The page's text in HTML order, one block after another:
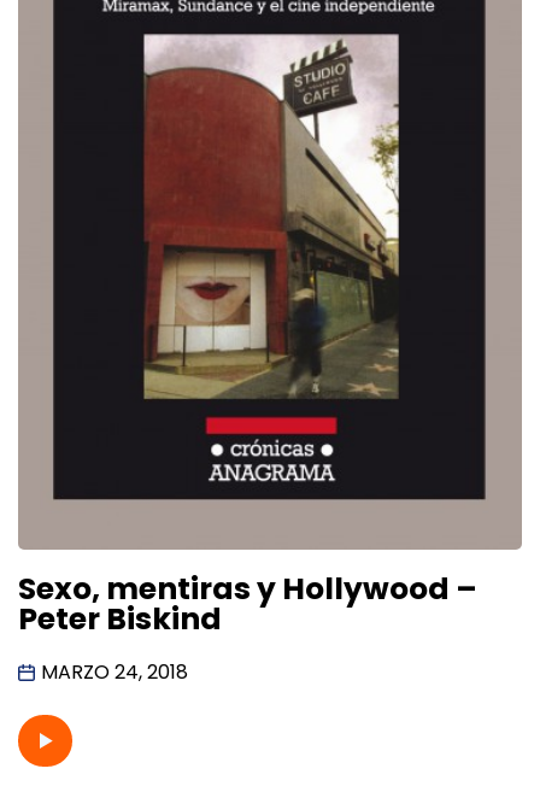
Sexo, mentiras y Hollywood –
Peter Biskind
MARZO 24, 2018